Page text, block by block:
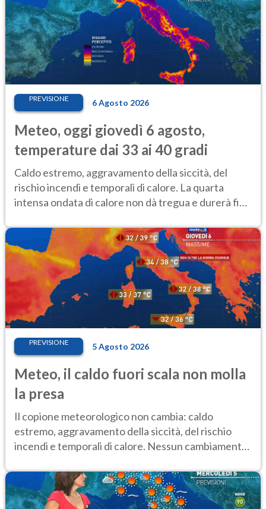
PREVISIONE 6 Agosto 2026
Meteo, oggi giovedì 6 agosto,
temperature dai 33 ai 40 gradi
Caldo estremo, aggravamento della siccità, del
rischio incendi e temporali di calore. La quarta
intensa ondata di calore non dà tregua e durerà fino
PREVISIONE 5 Agosto 2026
Meteo, il caldo fuori scala non molla
la presa
Il copione meteorologico non cambia: caldo
estremo, aggravamento della siccità, del rischio
incendi e temporali di calore. Nessun cambiamento